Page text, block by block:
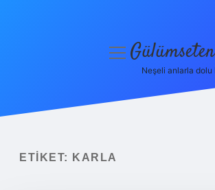
Yasal Uyarı
menüyü
Neşeli anlarla dolu
ETIKET: KARLA